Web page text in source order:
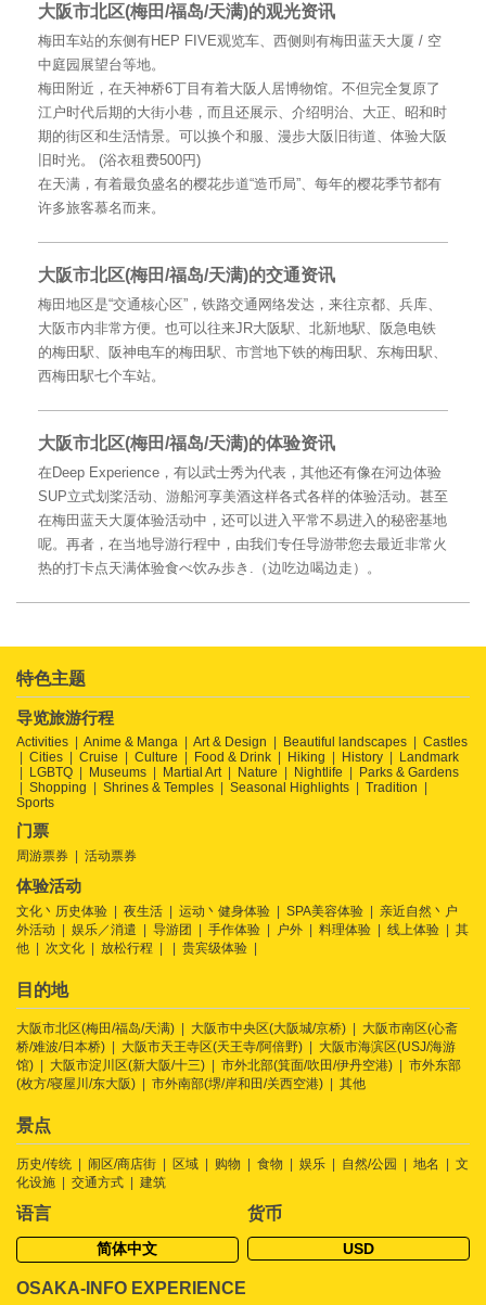
大阪市北区(梅田/福岛/天满)的观光资讯
梅田车站的东侧有HEP FIVE观览车、西侧则有梅田蓝天大厦 / 空
中庭园展望台等地。
梅田附近，在天神桥6丁目有着大阪人居博物馆。不但完全复原了
江户时代后期的大街小巷，而且还展示、介绍明治、大正、昭和时
期的街区和生活情景。可以换个和服、漫步大阪旧街道、体验大阪
旧时光。 (浴衣租费500円)
在天满，有着最负盛名的樱花步道“造币局”、每年的樱花季节都有
许多旅客慕名而来。
大阪市北区(梅田/福岛/天满)的交通资讯
梅田地区是“交通核心区”，铁路交通网络发达，来往京都、兵库、
大阪市内非常方便。也可以往来JR大阪駅、北新地駅、阪急电铁
的梅田駅、阪神电车的梅田駅、市営地下铁的梅田駅、东梅田駅、
西梅田駅七个车站。
大阪市北区(梅田/福岛/天满)的体验资讯
在Deep Experience，有以武士秀为代表，其他还有像在河边体验
SUP立式划桨活动、游船河享美酒这样各式各样的体验活动。甚至
在梅田蓝天大厦体验活动中，还可以进入平常不易进入的秘密基地
呢。再者，在当地导游行程中，由我们专任导游带您去最近非常火
热的打卡点天满体验食べ饮み歩き.（边吃边喝边走）。
特色主题
导览旅游行程
Activities Anime & Manga Art & Design Beautiful landscapes
Castles
Cities
Cruise Culture Food & Drink Hiking History
Landmark
LGBTQ
Museums Martial Art Nature Nightlife
Parks & Gardens
Shopping
Shrines & Temples Seasonal Highlights
Tradition
Sports
门票
周游票券 活动票券
体验活动
文化丶历史体验 夜生活 运动丶健身体验 SPA美容体验
亲近自然丶户
外活动
娱乐／消遣 导游团 手作体验 户外 料理体验 线上体验
其
他
次文化 放松行程 贵宾级体验
目的地
大阪市北区(梅田/福岛/天满) 大阪市中央区(大阪城/京桥)
大阪市南区(心斋
桥/难波/日本桥)
大阪市天王寺区(天王寺/阿倍野)
大阪市海滨区(USJ/海游
馆)
大阪市淀川区(新大阪/十三) 市外北部(箕面/吹田/伊丹空港)
市外东部
(枚方/寝屋川/东大阪)
市外南部(堺/岸和田/关西空港) 其他
景点
历史/传统 闹区/商店街 区域 购物 食物 娱乐 自然/公园 地名
文
化设施
交通方式 建筑
语言
简体中文
货币
USD
OSAKA-INFO EXPERIENCE